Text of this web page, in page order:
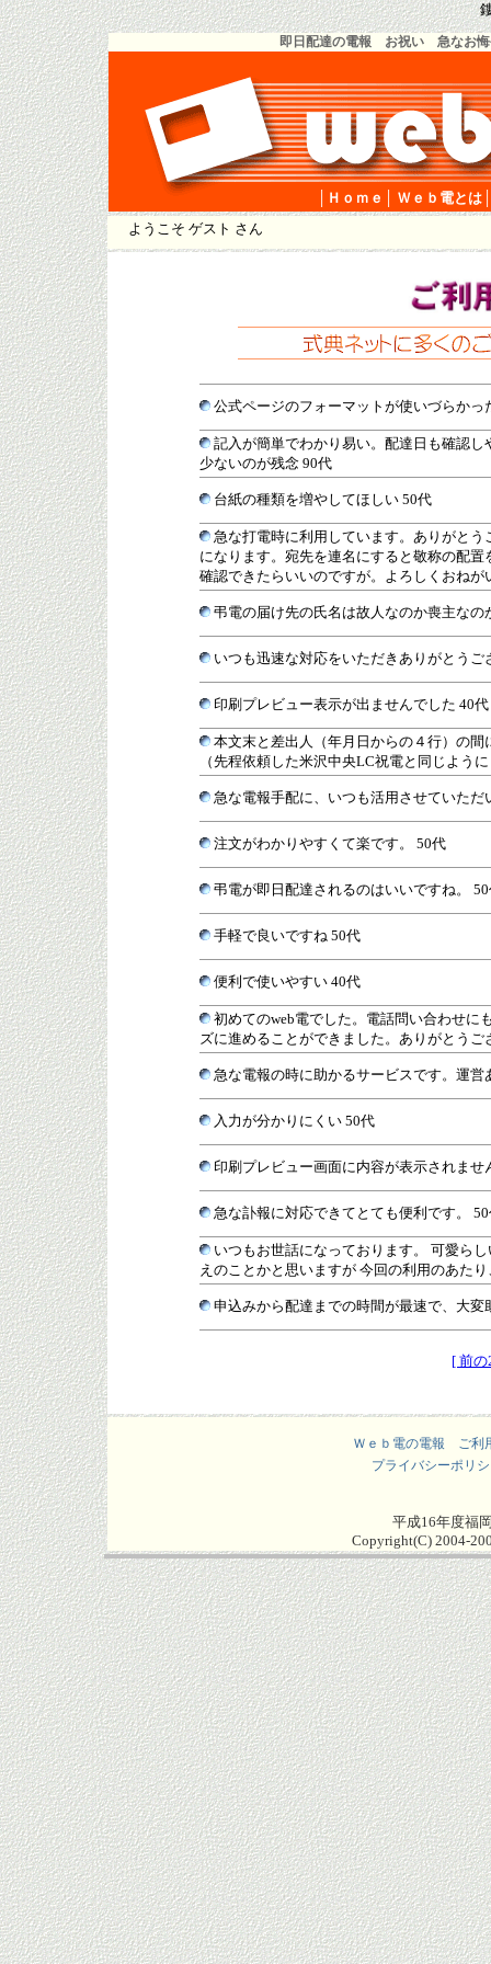
即日配達の電報 お祝い 急なお悔
│Ｈｏｍｅ Ｗｅｂ電とは
ようこそ ゲスト さん
公式ページのフォーマットが使いづらかっ
記入が簡単でわかり易い。配達日も確認し
少ないのが残念 90代
台紙の種類を増やしてほしい 50代
急な打電時に利用しています。ありがとう
になります。宛先を連名にすると敬称の配
確認できたらいいのですが。よろしくおねが
弔電の届け先の氏名は故人なのか喪主なの
いつも迅速な対応をいただきありがとうご
印刷プレビュー表示が出ませんでした 40代
本文末と差出人（年月日からの４行）の間
（先程依頼した米沢中央LC祝電と同じよう
急な電報手配に、いつも活用させていただ
注文がわかりやすくて楽です。 50代
弔電が即日配達されるのはいいですね。 50
手軽で良いですね 50代
便利で使いやすい 40代
初めてのweb電でした。電話問い合わせに
ズに進めることができました。ありがとうご
急な電報の時に助かるサービスです。運営
入力が分かりにくい 50代
印刷プレビュー画面に内容が表示されませ
急な訃報に対応できてとても便利です。 50
いつもお世話になっております。 可愛ら
えのことかと思いますが 今回の利用のあた
申込みから配達までの時間が最速で、大変
[ 前
Ｗｅｂ電の電報 ご利
プライバシーポリ
平成16年度福
Copyright(C) 2004-